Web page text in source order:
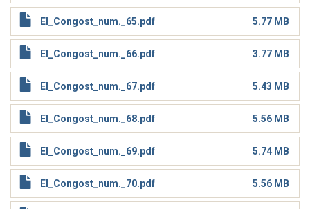
El_Congost_num._65.pdf 5.77 MB
El_Congost_num._66.pdf 3.77 MB
El_Congost_num._67.pdf 5.43 MB
El_Congost_num._68.pdf 5.56 MB
El_Congost_num._69.pdf 5.74 MB
El_Congost_num._70.pdf 5.56 MB